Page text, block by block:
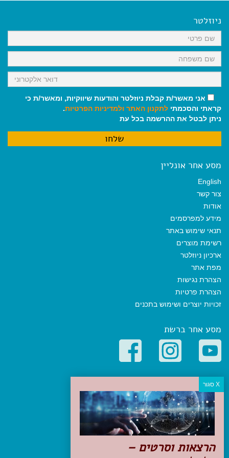
k
p
m
ניוזלטר
אני מאשר/ת קבלת ניוזלטר והודעות שיווקיות, ומאשר/ת כי
קראתי והסכמתי לתקנון האתר ולמדיניות הפרטיות.
ניתן לבטל את ההרשמה בכל עת
מסע אחר אונליין
English
צור קשר
אודות
מידע למפרסמים
תנאי שימוש באתר
רשימת מוצרים
ארכיון ניוזלטר
מפת אתר
הצהרת נגישות
הצהרת פרטיות
זכויות יוצרים ושימוש בתכנים
מסע אחר ברשת
קטגוריות פופולריות
יעדים
טיולים בישראל
מלונות בוטיק בישראל
טיפים והמלצות
הכנות לנסיעה
הרצאות וסרטים –